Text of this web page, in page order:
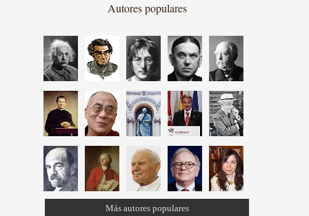
Autores populares
Más autores populares